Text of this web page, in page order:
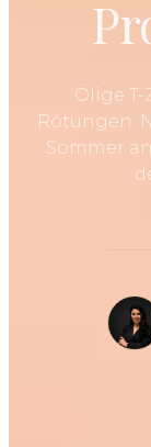
Ölige
Rötungen:
Sommer